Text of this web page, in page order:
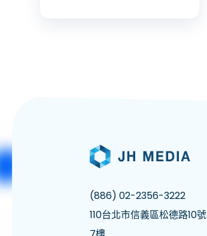
(886) 02-2356-3222
110台北市信義區松德路10號